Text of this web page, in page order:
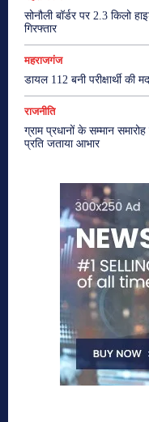
सोनौली बॉर्डर पर 2.3 किलो
गिरफ्तार
महराजगंज
डायल 112 बनी परीक्षार्थी की
राजनीति
ग्राम प्रधानों के सम्मान
प्रति जताया आभार